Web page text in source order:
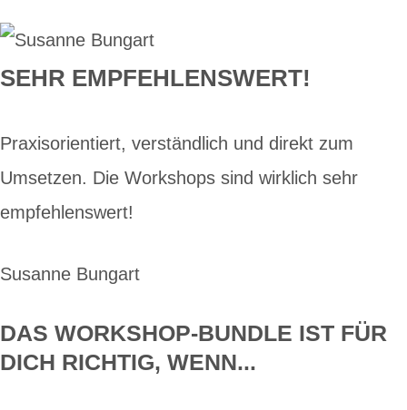
SEHR EMPFEHLENSWERT!
Praxisorientiert, verständlich und direkt zum
Umsetzen. Die Workshops sind wirklich sehr
empfehlenswert!
Susanne Bungart
DAS WORKSHOP-BUNDLE IST FÜR
DICH RICHTIG, WENN...